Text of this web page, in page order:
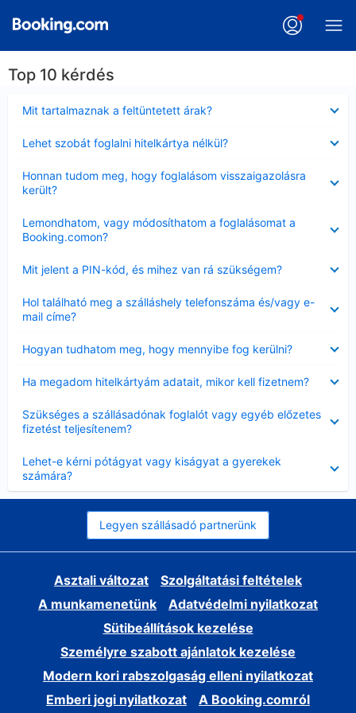
Top 10 kérdés
Mit tartalmaznak a feltüntetett árak?
Lehet szobát foglalni hitelkártya nélkül?
Honnan tudom meg, hogy foglalásom visszaigazolásra
került?
Lemondhatom, vagy módosíthatom a foglalásomat a
Booking.comon?
Mit jelent a PIN-kód, és mihez van rá szükségem?
Hol található meg a szálláshely telefonszáma és/vagy e-
mail címe?
Hogyan tudhatom meg, hogy mennyibe fog kerülni?
Ha megadom hitelkártyám adatait, mikor kell fizetnem?
Szükséges a szállásadónak foglalót vagy egyéb előzetes
fizetést teljesítenem?
Lehet-e kérni pótágyat vagy kiságyat a gyerekek
számára?
Legyen szállásadó partnerünk
Asztali változat
Szolgáltatási feltételek
A munkamenetünk
Adatvédelmi nyilatkozat
Sütibeállítások kezelése
Személyre szabott ajánlatok kezelése
Modern kori rabszolgaság elleni nyilatkozat
Emberi jogi nyilatkozat
A Booking.comról